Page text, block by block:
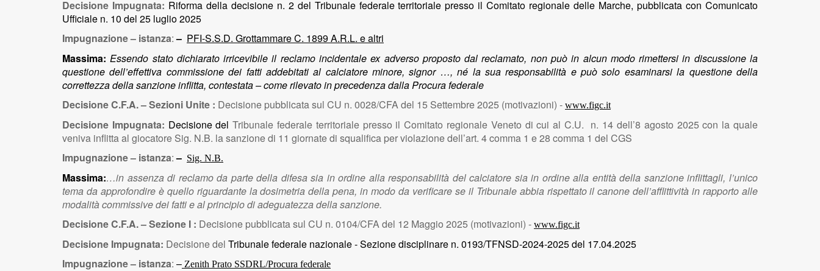
Decisione Impugnata: Riforma della decisione n. 2 del Tribunale federale territoriale presso il Comitato regionale delle Marche, pubblicata con Comunicato
Ufficiale n. 10 del 25 luglio 2025
Impugnazione – istanza:– PFI-S.S.D. Grottammare C. 1899 A.R.L. e altri
Massima: Essendo stato dichiarato irricevibile il reclamo incidentale ex adverso proposto dal reclamato, non può in alcun modo rimettersi in discussione la
questione dell’effettiva commissione dei fatti addebitati al calciatore minore, signor …, né la sua responsabilità e può solo esaminarsi la questione della
correttezza della sanzione inflitta, contestata – come rilevato in precedenza dalla Procura federale
Decisione C.F.A. – Sezioni Unite : Decisione pubblicata sul CU n. 0028/CFA del 15 Settembre 2025 (motivazioni) - www.figc.it
Decisione Impugnata: Decisione delTribunale federale territoriale presso il Comitato regionale Veneto di cui al C.U. n. 14 dell’8 agosto 2025 con la quale
veniva inflitta al giocatore Sig. N.B. la sanzione di 11 giornate di squalifica per violazione dell’art. 4 comma 1 e 28 comma 1 del CGS
Impugnazione – istanza:– Sig. N.B.
Massima:…in assenza di reclamo da parte della difesa sia in ordine alla responsabilità del calciatore sia in ordine alla entità della sanzione inflittagli, l’unico
tema da approfondire è quello riguardante la dosimetria della pena, in modo da verificare se il Tribunale abbia rispettato il canone dell’afflittività in rapporto alle
modalità commissive dei fatti e al principio di adeguatezza della sanzione.
Decisione C.F.A. – Sezione I : Decisione pubblicata sul CU n. 0104/CFA del 12 Maggio 2025 (motivazioni) - www.figc.it
Decisione Impugnata: Decisione del Tribunale federale nazionale - Sezione disciplinare n. 0193/TFNSD-2024-2025 del 17.04.2025
Impugnazione – istanza: – Zenith Prato SSDRL/Procura federale